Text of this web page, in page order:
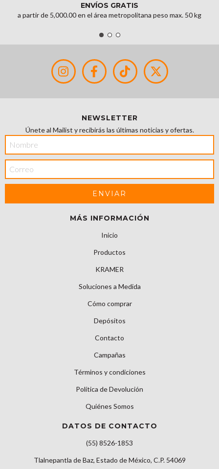
ENVÍOS GRATIS
a partir de 5,000.00 en el área metropolitana peso max. 50 kg
NEWSLETTER
Únete al Mailist y recibirás las últimas noticias y ofertas.
MÁS INFORMACIÓN
Inicio
Productos
KRAMER
Soluciones a Medida
Cómo comprar
Depósitos
Contacto
Campañas
Términos y condiciones
Política de Devolución
Quiénes Somos
DATOS DE CONTACTO
(55) 8526-1853
Tlalnepantla de Baz, Estado de México, C.P. 54069